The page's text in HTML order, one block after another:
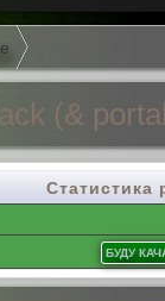
(&
Статистика